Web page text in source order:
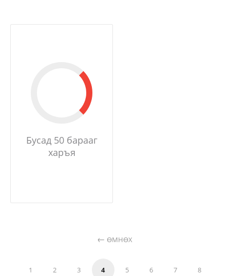
Бусад 50 барааг
харъя
ӨМНӨХ
1 2 3 4 5 6 7 8